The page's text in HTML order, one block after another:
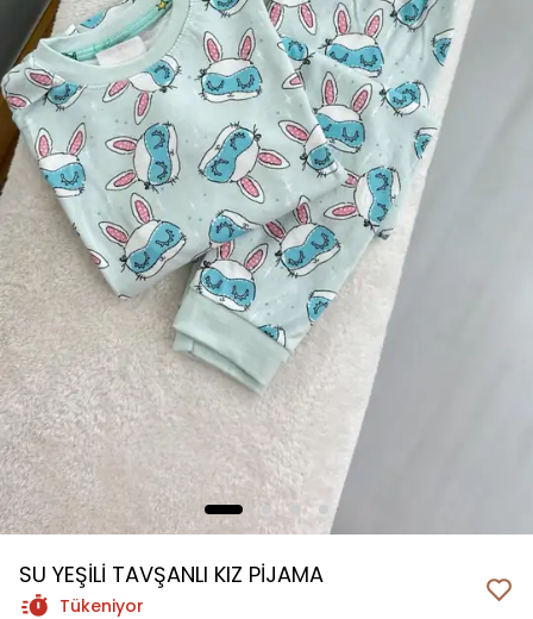
SU YEŞİLİ TAVŞANLI KIZ PİJAMA
Tükeniyor